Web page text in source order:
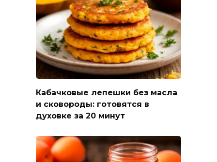
Кабачковые лепешки без масла
и сковороды: готовятся в
духовке за 20 минут